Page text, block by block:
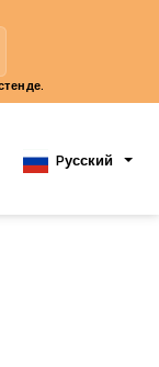
ВТОРОЙ
стенде.